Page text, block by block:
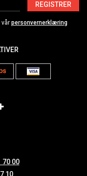
REGISTRER
vår personvernerklæring
70 00
10